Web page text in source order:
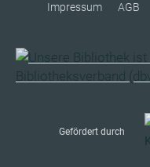
Impressum AGB
Gefördert durch